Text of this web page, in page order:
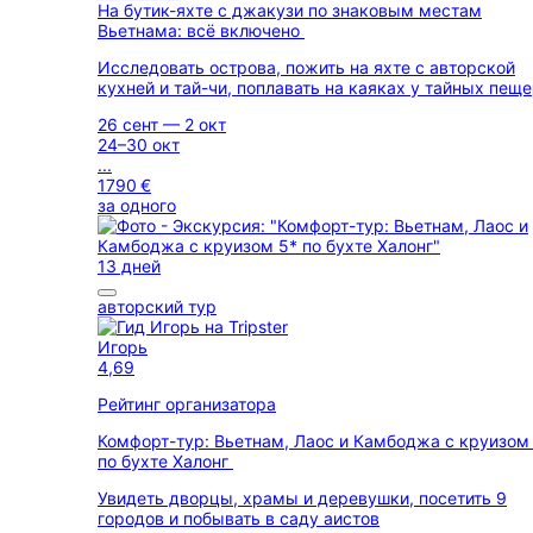
На бутик-яхте с джакузи по знаковым местам
Вьетнама: всё включено
Исследовать острова, пожить на яхте с авторской
кухней и тай-чи, поплавать на каяках у тайных
26 сент — 2 окт
24–30 окт
...
1790 €
за одного
13 дней
авторский тур
Игорь
4,69
Рейтинг организатора
Комфорт-тур: Вьетнам, Лаос и Камбоджа с
по бухте Халонг
Увидеть дворцы, храмы и деревушки, посетить 9
городов и побывать в саду аистов